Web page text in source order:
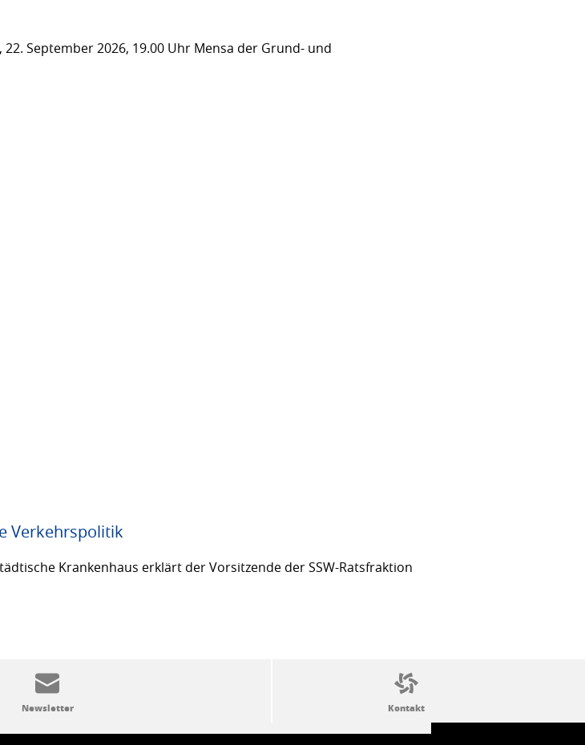
September 2026, 19.00 Uhr Mensa der Grund- und
Verkehrspolitik
Krankenhaus erklärt der Vorsitzende der SSW-Ratsfraktion